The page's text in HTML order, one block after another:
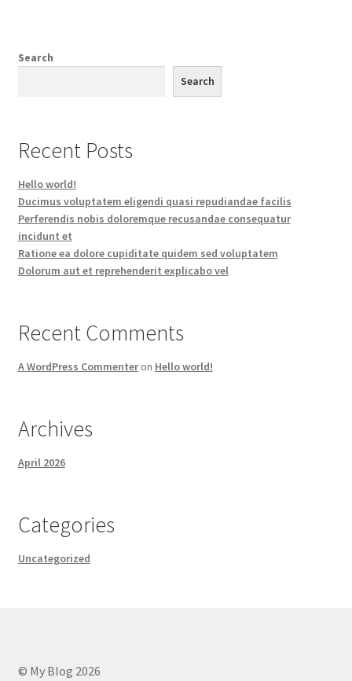
Search
Search
Recent Posts
Hello world!
Ducimus voluptatem eligendi quasi repudiandae facilis
Perferendis nobis doloremque recusandae consequatur
incidunt et
Ratione ea dolore cupiditate quidem sed voluptatem
Dolorum aut et reprehenderit explicabo vel
Recent Comments
A WordPress Commenteron Hello world!
Archives
April 2026
Categories
Uncategorized
© My Blog 2026